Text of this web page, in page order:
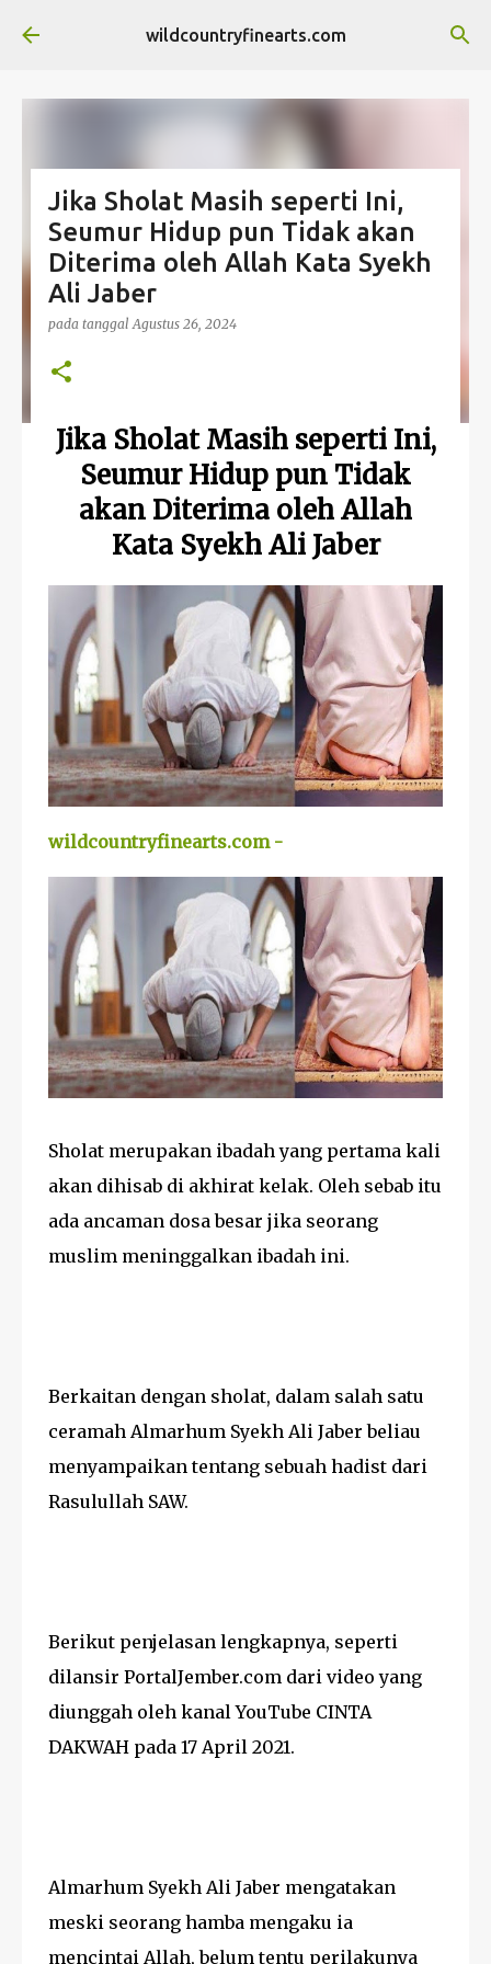
Langsung ke konten utama
wildcountryfinearts.com
Jika Sholat Masih seperti Ini,
Seumur Hidup pun Tidak akan
Diterima oleh Allah Kata Syekh
Ali Jaber
pada tanggalAgustus 26, 2024
Jika Sholat Masih seperti Ini,
Seumur Hidup pun Tidak
akan Diterima oleh Allah
Kata Syekh Ali Jaber
wildcountryfinearts.com -
Sholat merupakan ibadah yang pertama kali
akan dihisab di akhirat kelak. Oleh sebab itu
ada ancaman dosa besar jika seorang
muslim meninggalkan ibadah ini.
Berkaitan dengan sholat, dalam salah satu
ceramah Almarhum Syekh Ali Jaber beliau
menyampaikan tentang sebuah hadist dari
Rasulullah SAW.
Berikut penjelasan lengkapnya, seperti
dilansir PortalJember.com dari video yang
diunggah oleh kanal YouTube CINTA
DAKWAH pada 17 April 2021.
Almarhum Syekh Ali Jaber mengatakan
meski seorang hamba mengaku ia
mencintai Allah, belum tentu perilakunya